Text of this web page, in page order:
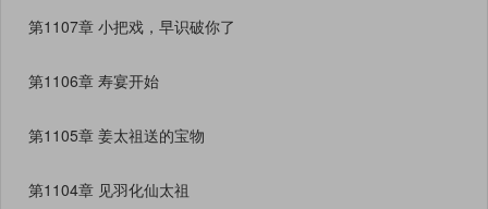
第1107章 小把戏，早识破你了
第1106章 寿宴开始
第1105章 姜太祖送的宝物
第1104章 见羽化仙太祖